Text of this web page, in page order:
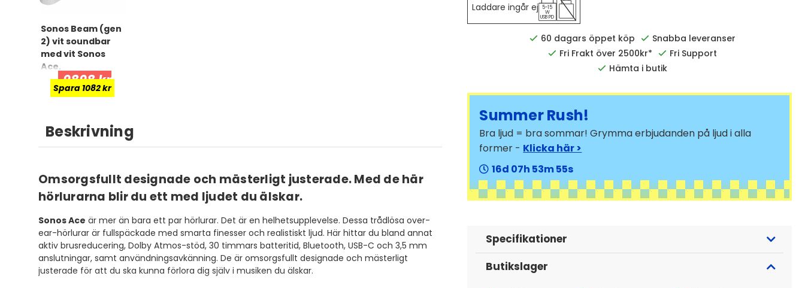
Sonos Beam (gen
2) vit soundbar
med vit Sonos
Ace,
underhållningspa
ket
9898 kr
Spara 1082 kr
Beskrivning
Omsorgsfullt designade och mästerligt justerade. Med de här
hörlurarna blir du ett med ljudet du älskar.
Sonos Ace är mer än bara ett par hörlurar. Det är en helhetsupplevelse. Dessa trådlösa over-
ear-hörlurar är fullspäckade med smarta finesser och realistiskt ljud. Här hittar du bland annat
aktiv brusreducering, Dolby Atmos-stöd, 30 timmars batteritid, Bluetooth, USB-C och 3,5 mm
anslutningar, samt användningsavkänning. De är omsorgsfullt designade och mästerligt
justerade för att du ska kunna förlora dig själv i musiken du älskar.
Laddare ingår ej 5-15
W
USB PD
60 dagars öppet köp
Snabba leveranser
Fri Frakt över 2500kr*
Fri Support
Hämta i butik
Summer Rush!
Bra ljud = bra sommar! Grymma erbjudanden på ljud i alla
former - Klicka här >
16
07 53 53
Specifikationer
Butikslager